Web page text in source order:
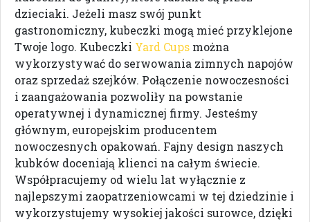
dzieciaki. Jeżeli masz swój punkt
gastronomiczny, kubeczki mogą mieć przyklejone
Twoje logo. Kubeczki Yard Cups można
wykorzystywać do serwowania zimnych napojów
oraz sprzedaż szejków. Połączenie nowoczesności
i zaangażowania pozwoliły na powstanie
operatywnej i dynamicznej firmy. Jesteśmy
głównym, europejskim producentem
nowoczesnych opakowań. Fajny design naszych
kubków doceniają klienci na całym świecie.
Współpracujemy od wielu lat wyłącznie z
najlepszymi zaopatrzeniowcami w tej dziedzinie i
wykorzystujemy wysokiej jakości surowce, dzięki